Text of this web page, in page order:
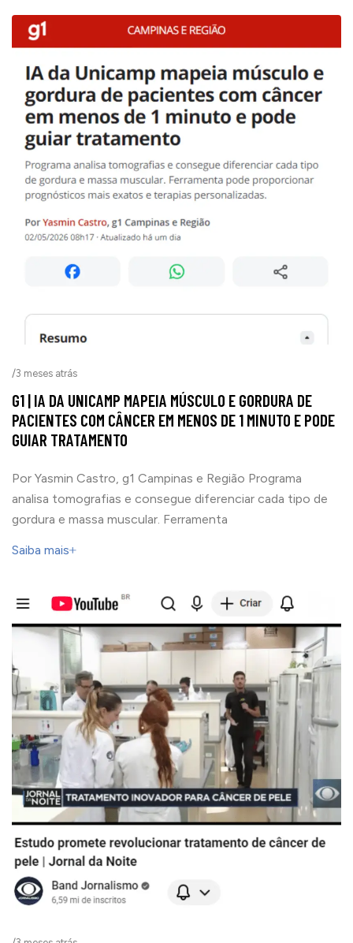
/3 meses atrás
G1 | IA DA UNICAMP MAPEIA MÚSCULO E GORDURA DE
PACIENTES COM CÂNCER EM MENOS DE 1 MINUTO E PODE
GUIAR TRATAMENTO
Por Yasmin Castro, g1 Campinas e Região Programa
analisa tomografias e consegue diferenciar cada tipo de
gordura e massa muscular. Ferramenta
Saiba mais